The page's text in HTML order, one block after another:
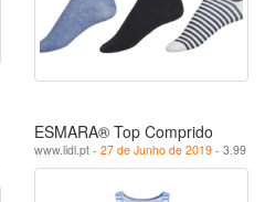
ESMARA® Top Comprido
www.lidl.pt - 27 de Junho de 2019 - 3.99